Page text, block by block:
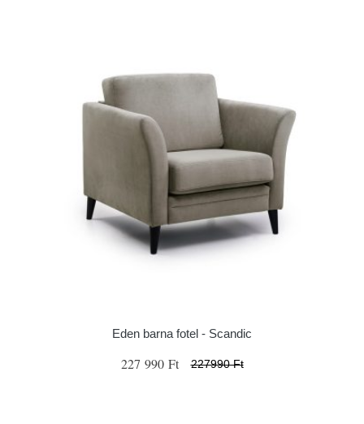
Eden barna fotel - Scandic
227 990 Ft 227990 Ft